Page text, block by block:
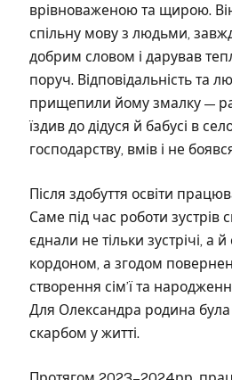
врівноваженою та щирою.
спільну мову з людьми,
добрим словом і дарував
поруч. Відповідальність та
прищепили йому змалку —
їздив до дідуся й бабусі в
господарству, вмів і не
Після здобуття освіти
Саме під час роботи зустрів
єднали не тільки зустрічі, а
кордоном, а згодом
створення сім’ї та
Для Олександра родина
скарбом у житті.